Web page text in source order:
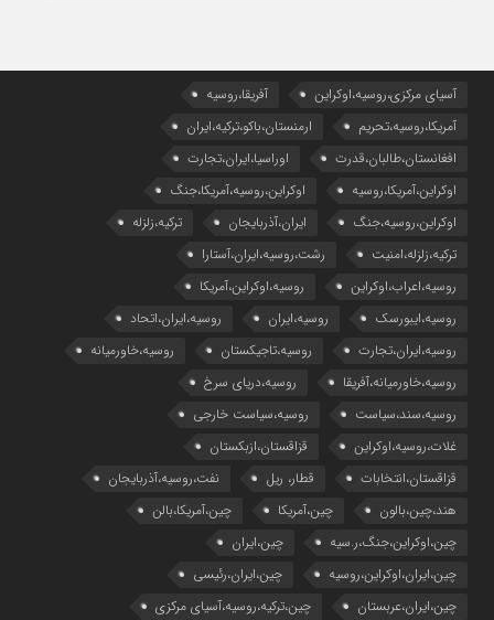
آسیای مرکزی،روسیه،اوکراین
آفریقا،روسیه
آمریکا،روسیه،تحریم
ارمنستان،باکو،ترکیه،ایران
افغانستان،طالبان،قدرت
اوراسیا،ایران،تجارت
اوکراین،آمریکا،روسیه
اوکراین،روسیه،آمریکا،جنگ
اوکراین،روسیه،جنگ
ایران،آذربایجان
ترکیه،زلزله
ترکیه،زلزله،امنیت
رشت،روسیه،ایران،آستارا
روسیه،اعراب،اوکراین
روسیه،اوکراین،آمریکا
روسیه،ایبورسک
روسیه،ایران
روسیه،ایران،اتحاد
روسیه،ایران،تجارت
روسیه،تاجیکستان
روسیه،خاورمیانه
روسیه،خاورمیانه،آفریقا
روسیه،دریای سرخ
روسیه،سند،سیاست
روسیه،سیاست خارجی
غلات،روسیه،اوکراین
قزاقستان،ازبکستان
قزاقستان،انتخابات
قطار، ریل
نفت،روسیه،آذربایجان
هند،چین،بالون
چین،آمریکا
چین،آمریکا،بالن
چین،اوکراین،جنگ،ر.سیه
چین،ایران
چین،ایران،اوکراین،روسیه
چین،ایران،رئیسی
چین،ایران،عربستان
چین،ترکیه،روسیه،آسیای مرکزی